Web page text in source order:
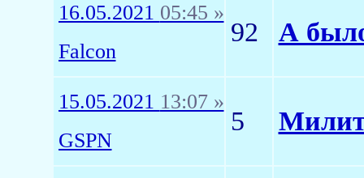
16.05.2021 05:45 »
Falcon
92 А
15.05.2021 13:07 »
GSPN
5